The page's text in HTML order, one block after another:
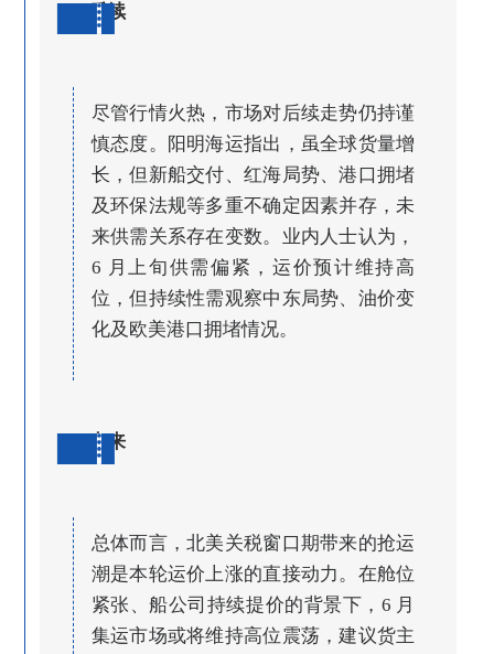
后续
尽管行情火热，市场对后续走势仍持谨
慎态度。阳明海运指出，虽全球货量增
长，但新船交付、红海局势、港口拥堵
及环保法规等多重不确定因素并存，未
来供需关系存在变数。业内人士认为，
6 月上旬供需偏紧，运价预计维持高
位，但持续性需观察中东局势、油价变
化及欧美港口拥堵情况。
未来
总体而言，北美关税窗口期带来的抢运
潮是本轮运价上涨的直接动力。在舱位
紧张、船公司持续提价的背景下，6 月
集运市场或将维持高位震荡，建议货主